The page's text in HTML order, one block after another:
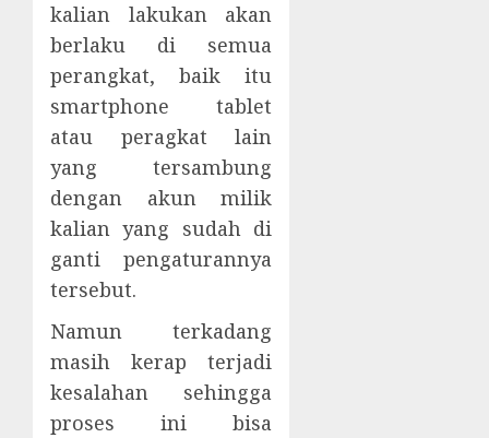
kalian lakukan akan
berlaku di semua
perangkat, baik itu
smartphone tablet
atau peragkat lain
yang tersambung
dengan akun milik
kalian yang sudah di
ganti pengaturannya
tersebut.
Namun terkadang
masih kerap terjadi
kesalahan sehingga
proses ini bisa